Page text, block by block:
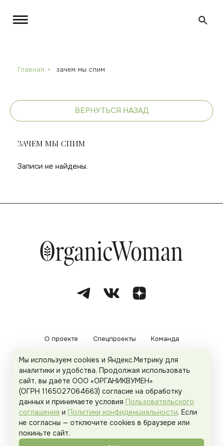
Главная зачем мы спим
ВЕРНУТЬСЯ НАЗАД
ЗАЧЕМ МЫ СПИМ
Записи не найдены.
О проекте Спецпроекты Команда
Рекламодателям Политика конфиденциальности
Пользовательское соглашение
Organicwoman.ru . Все права защищены.
Мы используем cookies и Яндекс.Метрику для
аналитики и удобства. Продолжая использовать
сайт, вы даёте ООО «ОРГАНИКВУМЕН»
(ОГРН 1165027064663) согласие на обработку
данных и принимаете условия Пользовательского
соглашения и Политики конфиденциальности. Если
не согласны — отключите cookies в браузере или
покиньте сайт.